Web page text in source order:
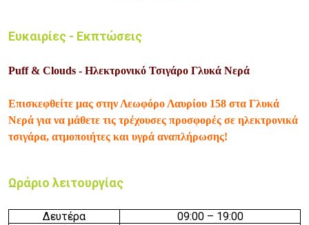
Ευκαιρίες - Εκπτώσεις
Puff & Clouds - Ηλεκτρονικό Τσιγάρο Γλυκά Νερά
Επισκεφθείτε μας στην Λεωφόρο Λαυρίου 158 στα Γλυκά
Νερά για να μάθετε τις τρέχουσες προσφορές σε ηλεκτρονικά
τσιγάρα, ατμοποιήτες και υγρά αναπλήρωσης!
Ωράριο λειτουργίας
Δευτέρα 09:00 – 19:00